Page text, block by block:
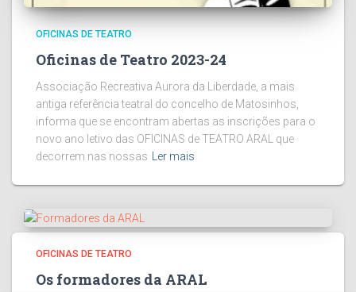
OFICINAS DE TEATRO
Oficinas de Teatro 2023-24
Associação Recreativa Aurora da Liberdade, a mais
antiga referência teatral do concelho de Matosinhos,
informa que se encontram abertas as inscrições para o
novo ano letivo das OFICINAS de TEATRO ARAL que
decorrem nas nossas
Ler mais
OFICINAS DE TEATRO
Os formadores da ARAL